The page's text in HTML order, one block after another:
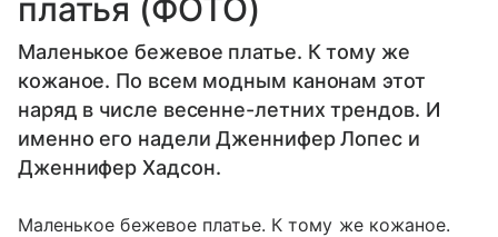
платья (ФОТО)
Маленькое бежевое платье. К тому же
кожаное. По всем модным канонам этот
наряд в числе весенне-летних трендов. И
именно его надели Дженнифер Лопес и
Дженнифер Хадсон.
Маленькое бежевое платье. К тому же кожаное.